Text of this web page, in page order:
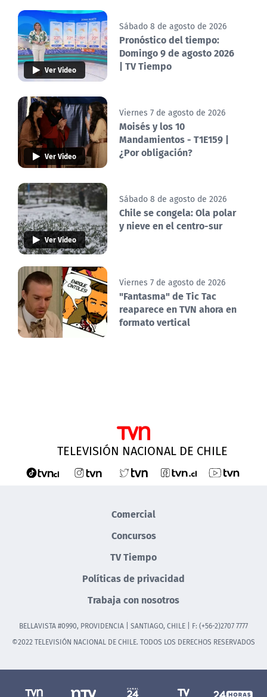
Ver Video
Sábado 8 de agosto de 2026
Pronóstico del tiempo:
Domingo 9 de agosto 2026
| TV Tiempo
Ver Video
Viernes 7 de agosto de 2026
Moisés y los 10
Mandamientos - T1E159 |
¿Por obligación?
Ver Video
Sábado 8 de agosto de 2026
Chile se congela: Ola polar
y nieve en el centro-sur
Viernes 7 de agosto de 2026
"Fantasma" de Tic Tac
reaparece en TVN ahora en
formato vertical
TELEVISIÓN NACIONAL DE CHILE
Comercial
Concursos
TV Tiempo
Políticas de privacidad
Trabaja con nosotros
BELLAVISTA #0990, PROVIDENCIA | SANTIAGO, CHILE | F: (+56-2)2707 7777
©2022 TELEVISIÓN NACIONAL DE CHILE. TODOS LOS DERECHOS RESERVADOS